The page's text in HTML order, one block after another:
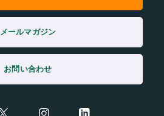
メールマガジン
お問い合わせ